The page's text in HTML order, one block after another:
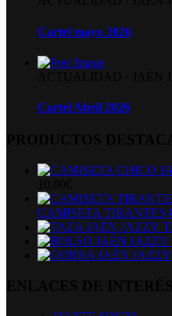
Cartel mayo 2026
Cartel Abril 2026
CAMISETA TIRANTES